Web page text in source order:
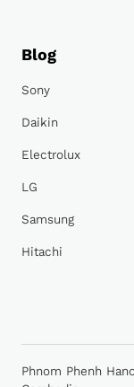
Blog
Sony
Daikin
Electrolux
LG
Samsung
Hitachi
Phnom Phenh